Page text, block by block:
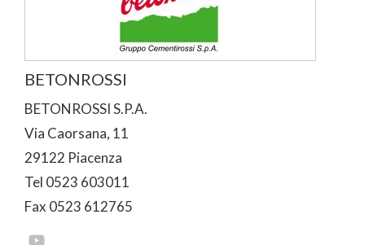
BETONROSSI
BETONROSSI S.P.A.
Via Caorsana, 11
29122 Piacenza
Tel 0523 603011
Fax 0523 612765